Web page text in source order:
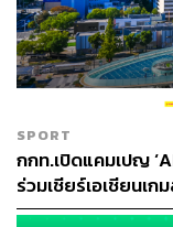
SPORT
กกท.เปิดแคมเปญ
ร่วมเชียร์เอเชียนเก